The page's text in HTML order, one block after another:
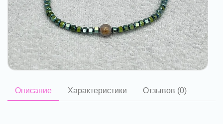
Описание Характеристики Отзывов (0)